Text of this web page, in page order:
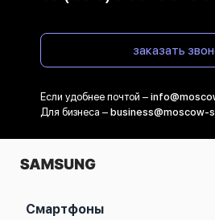
заказать
Если удобнее почтой –
Для бизнеса – business@moscow-
Смартфоны